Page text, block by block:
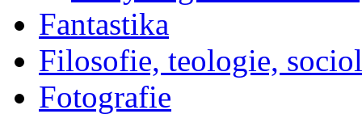
Fantastika
Filosofie, teologie,
Fotografie